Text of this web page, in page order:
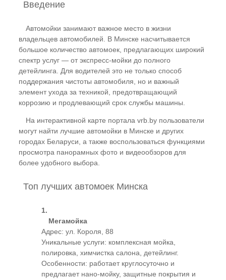
Введение
Автомойки занимают важное место в жизни
владельцев автомобилей. В Минске насчитывается
большое количество автомоек, предлагающих широкий
спектр услуг — от экспресс-мойки до полного
детейлинга. Для водителей это не только способ
поддержания чистоты автомобиля, но и важный
элемент ухода за техникой, предотвращающий
коррозию и продлевающий срок службы машины.
На интерактивной карте портала vrb.by пользователи
могут найти лучшие автомойки в Минске и других
городах Беларуси, а также воспользоваться функциями
просмотра панорамных фото и видеообзоров для
более удобного выбора.
Топ лучших автомоек Минска
Мегамойка
Адрес: ул. Короля, 88
Уникальные услуги: комплексная мойка,
полировка, химчистка салона, детейлинг.
Особенности: работает круглосуточно и
предлагает нано-мойку, защитные покрытия и